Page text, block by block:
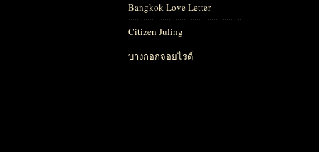
Bangkok Love Letter
Citizen Juling
บางกอกจอยไรด์